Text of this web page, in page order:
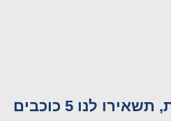
לנו 5 כוכבים